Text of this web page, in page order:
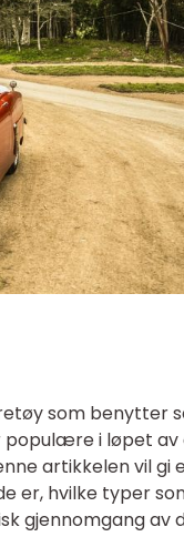
som benytter
i løpet av
artikkelen vil gi
er, hvilke typer
gjennomgang av